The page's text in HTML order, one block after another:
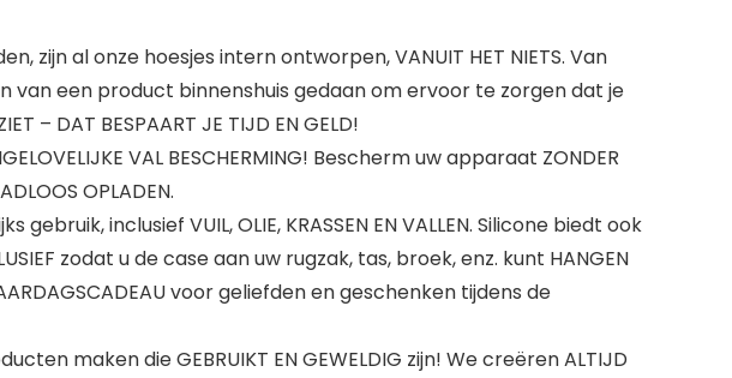
zijn al onze hoesjes intern ontworpen, VANUIT HET NIETS. Van
een product binnenshuis gedaan om ervoor te zorgen dat je
– DAT BESPAART JE TIJD EN GELD!
VAL BESCHERMING! Bescherm uw apparaat ZONDER
OPLADEN.
gebruik, inclusief VUIL, OLIE, KRASSEN EN VALLEN. Silicone biedt ook
zodat u de case aan uw rugzak, tas, broek, enz. kunt HANGEN
voor geliefden en geschenken tijdens de
maken die GEBRUIKT EN GEWELDIG zijn! We creëren ALTIJD